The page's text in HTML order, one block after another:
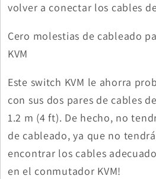
volver a conectar los cables
Cero molestias de cableado
KVM
Este switch KVM le ahorra
con sus dos pares de cables
1.2 m (4 ft). De hecho, no
de cableado, ya que no
encontrar los cables
en el conmutador KVM!